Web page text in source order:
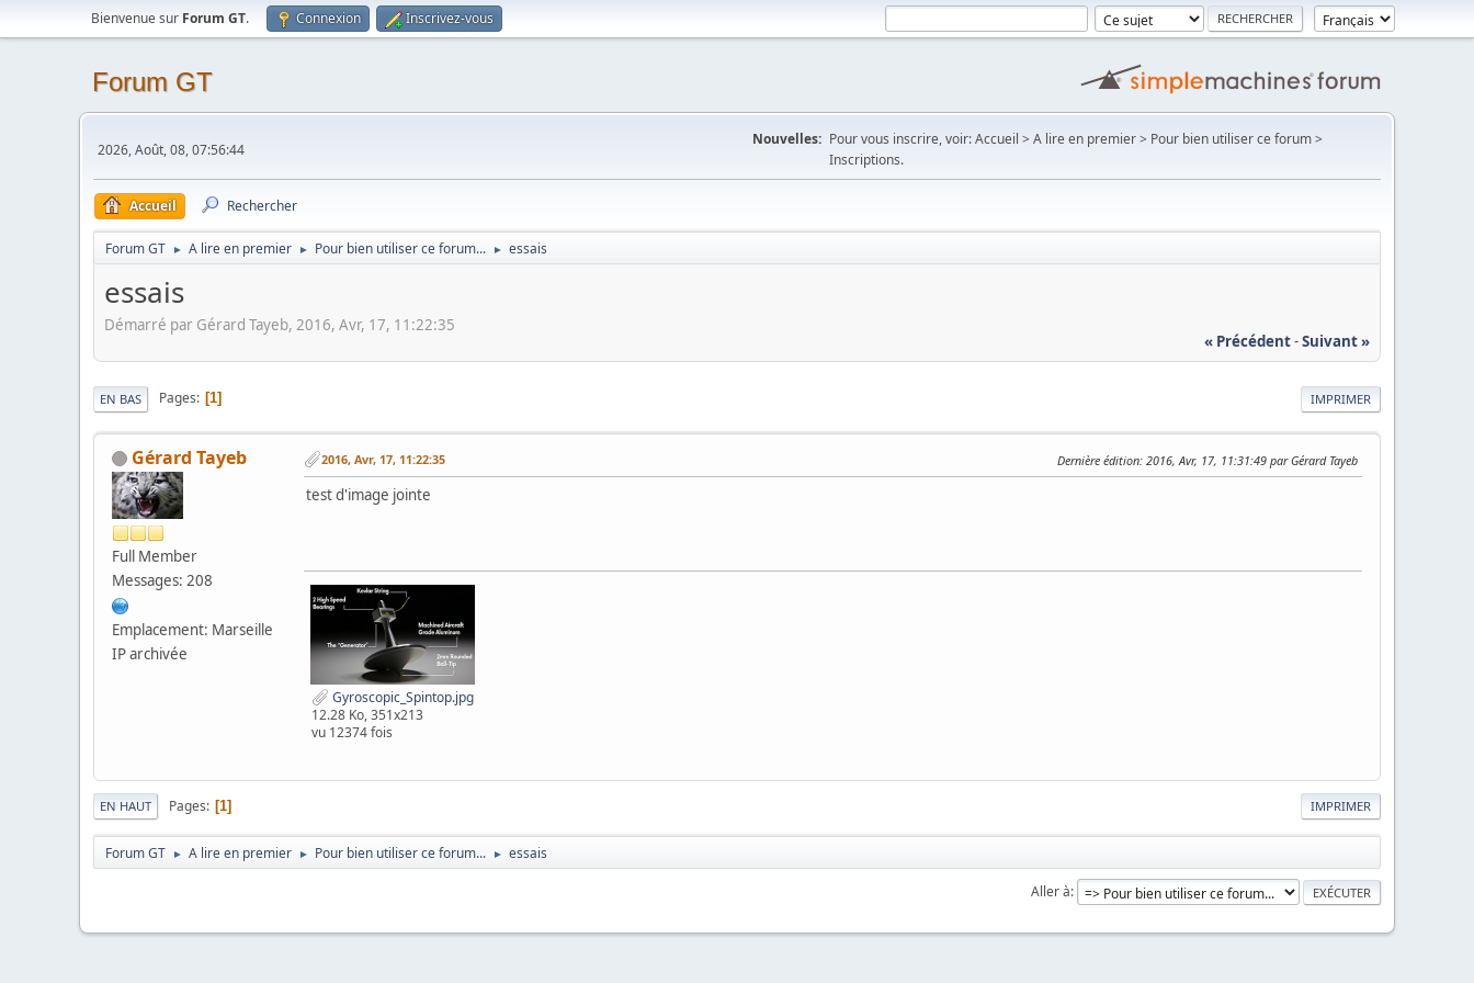
Bienvenue sur Forum GT. Connexion Inscrivez-vous
Forum GT
2026, Août, 08, 07:56:44
Nouvelles: Pour vous inscrire, voir: Accueil > A lire en premier > Pour bien utiliser ce forum >
Inscriptions.
Accueil Rechercher
Forum GT ► A lire en premier ► Pour bien utiliser ce forum... ► essais
essais
Démarré par Gérard Tayeb, 2016, Avr, 17, 11:22:35
« Précédent-Suivant »
IMPRIMER
EN BAS Pages 1
Gérard Tayeb
Full Member
Messages: 208
Emplacement: Marseille
IP archivée
2016, Avr, 17, 11:22:35 Dernière édition: 2016, Avr, 17, 11:31:49 par Gérard Tayeb
test d'image jointe
Gyroscopic_Spintop.jpg
12.28 Ko, 351x213
vu 12374 fois
IMPRIMER
EN HAUT Pages 1
Forum GT ► A lire en premier ► Pour bien utiliser ce forum... ► essais
Aller à